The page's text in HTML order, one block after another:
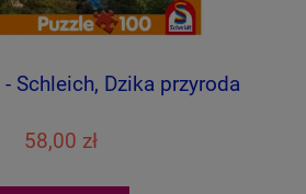
Schleich, Dzika przyroda
58,00 zł